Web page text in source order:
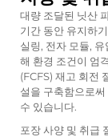
대량 조달된 닛산
기간 동안 유지하
실링, 전자 모듈,
해 환경 조건이 엄
(FCFS) 재고 회전
설을 구축함으로
수 있습니다.
포장 사양 및 취급